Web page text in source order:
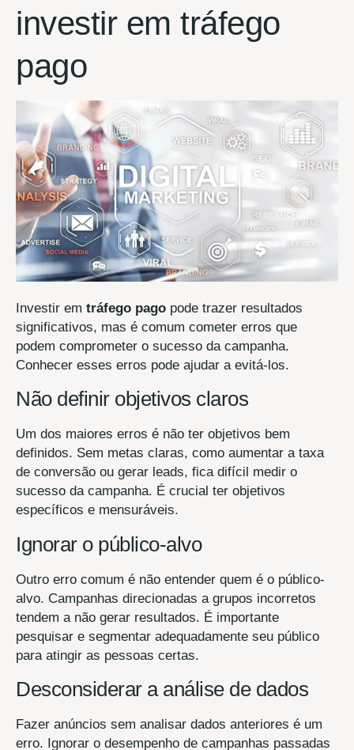
investir em tráfego
pago
Investir em tráfego pago pode trazer resultados
significativos, mas é comum cometer erros que
podem comprometer o sucesso da campanha.
Conhecer esses erros pode ajudar a evitá-los.
Não definir objetivos claros
Um dos maiores erros é não ter objetivos bem
definidos. Sem metas claras, como aumentar a taxa
de conversão ou gerar leads, fica difícil medir o
sucesso da campanha. É crucial ter objetivos
específicos e mensuráveis.
Ignorar o público-alvo
Outro erro comum é não entender quem é o público-
alvo. Campanhas direcionadas a grupos incorretos
tendem a não gerar resultados. É importante
pesquisar e segmentar adequadamente seu público
para atingir as pessoas certas.
Desconsiderar a análise de dados
Fazer anúncios sem analisar dados anteriores é um
erro. Ignorar o desempenho de campanhas passadas